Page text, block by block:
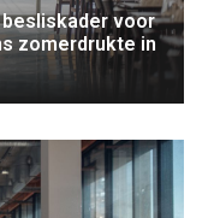
voor
zomerdrukte in